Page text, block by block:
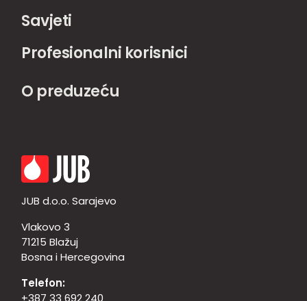
Savjeti
Profesionalni korisnici
O preduzeću
JUB d.o.o. Sarajevo
Vlakovo 3
71215 Blažuj
Bosna i Hercegovina
Telefon:
+387 33 692 240